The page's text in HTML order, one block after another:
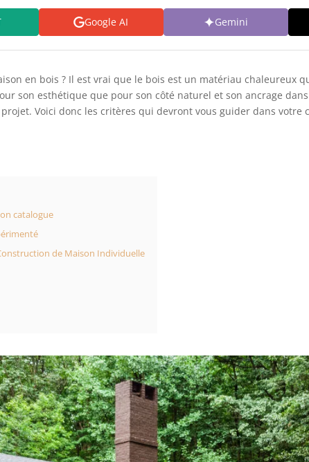
Google AI Gemini
en bois ? Il est vrai que le bois est un matériau chaleureux
son esthétique que pour son côté naturel et son ancrage
Voici donc les critères qui devront vous guider dans votre
catalogue
de Maison Individuelle